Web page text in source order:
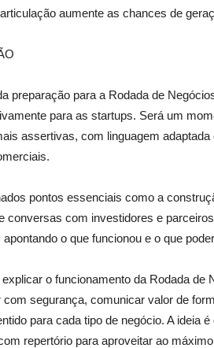
aumente as chances de
preparação para a Rodada de
para as startups. Será um
assertivas, com linguagem
pontos essenciais como a
conversas com investidores e
apontando o que funcionou e o que
explicar o funcionamento da Rodada
segurança, comunicar valor de
para cada tipo de negócio. A ideia
repertório para aproveitar ao